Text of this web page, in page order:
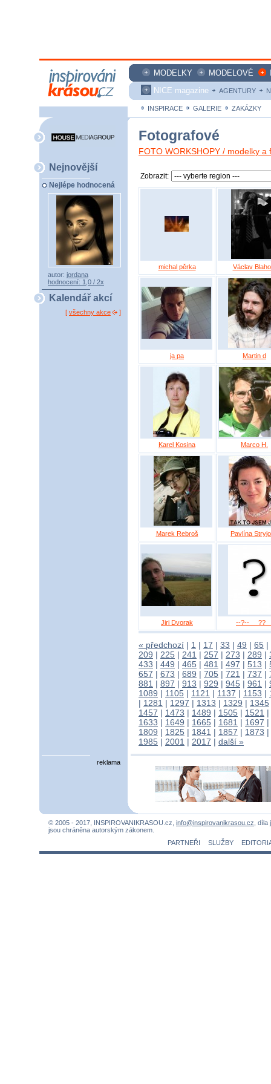
MODELKY MODELOVÉ
NICE magazine
AGENTURY
INSPIRACE GALERIE ZAKÁZKY
Nejnovější
Nejlépe hodnocená
autor: jordana
hodnocení: 1,0 / 2x
Kalendář akcí
[ všechny akce ]
Fotografové
FOTO WORKSHOPY / modelky
Zobrazit:
michal pěrka Václav
ja pa Martin d
Karel Kosina Marco H.
Marek Rebroš Pavlína
Jiri Dvorak --?--
« předchozí | 1 | 17 | 33 | 49 | 65 |
209 | 225 | 241 | 257 | 273 | 289 |
433 | 449 | 465 | 481 | 497 | 513 |
657 | 673 | 689 | 705 | 721 | 737 |
881 | 897 | 913 | 929 | 945 | 961 |
1089 | 1105 | 1121 | 1137 | 1153 |
| 1281 | 1297 | 1313 | 1329 | 1345
1457 | 1473 | 1489 | 1505 | 1521 |
1633 | 1649 | 1665 | 1681 | 1697 |
1809 | 1825 | 1841 | 1857 | 1873 |
1985 | 2001 | 2017 | další »
reklama
© 2005 - 2017, INSPIROVANIKRASOU.cz, info@inspirovanikrasou.cz, díla
jsou chráněna autorským zákonem.
PARTNEŘI
SLUŽBY